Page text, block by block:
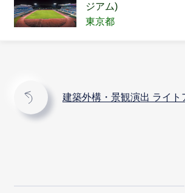
ジアム)
東京都
建築外構・景観演出 ライト